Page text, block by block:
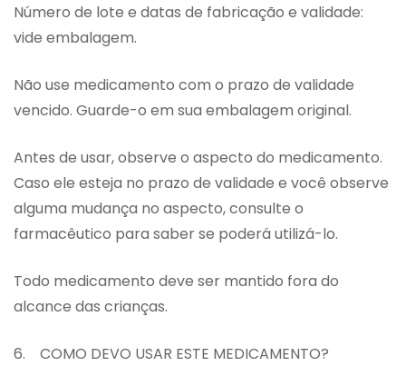
Número de lote e datas de fabricação e validade:
vide embalagem.
Não use medicamento com o prazo de validade
vencido. Guarde-o em sua embalagem original.
Antes de usar, observe o aspecto do medicamento.
Caso ele esteja no prazo de validade e você observe
alguma mudança no aspecto, consulte o
farmacêutico para saber se poderá utilizá-lo.
Todo medicamento deve ser mantido fora do
alcance das crianças.
6. COMO DEVO USAR ESTE MEDICAMENTO?